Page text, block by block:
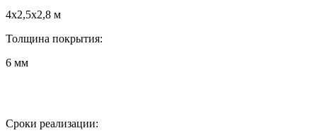
4х2,5х2,8 м
Толщина покрытия:
6 мм
Сроки реализации: